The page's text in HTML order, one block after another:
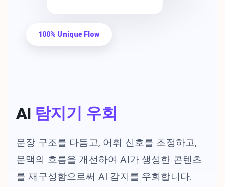
100% Unique Flow
AI 탐지기 우회
문장 구조를 다듬고, 어휘 신호를 조정하고,
문맥의 흐름을 개선하여 AI가 생성한 콘텐츠
를 재구성함으로써 AI 감지를 우회합니다.